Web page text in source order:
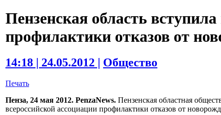
Пензенская область
профилактики отказов от
14:18 | 24.05.2012 | Общество
Печать
Пенза, 24 мая 2012. PenzaNews. Пензенская областная
всероссийской ассоциации профилактики отказов от